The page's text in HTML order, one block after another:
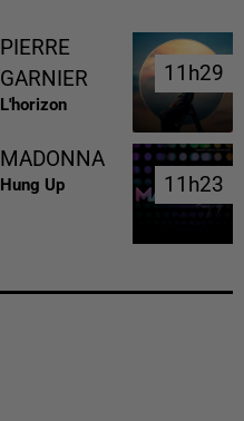
PIERRE
GARNIER
L'horizon
11h29
11h29
MADONNA
Hung Up 11h23
11h23